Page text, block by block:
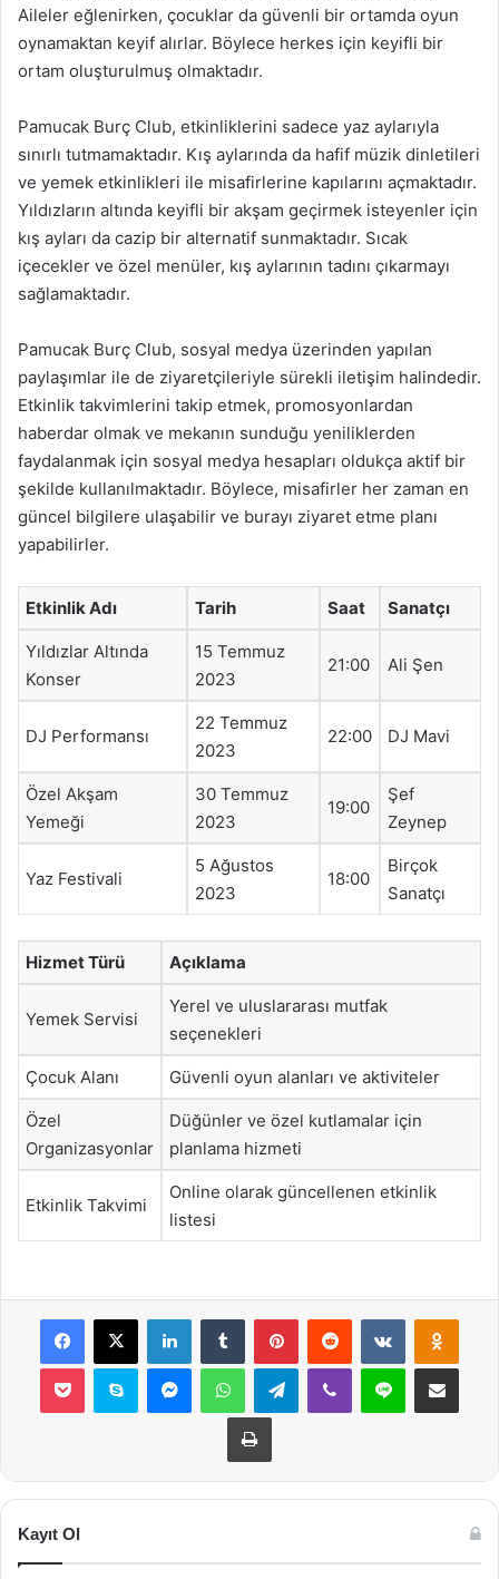
Aileler eğlenirken, çocuklar da güvenli bir ortamda oyun
oynamaktan keyif alırlar. Böylece herkes için keyifli bir
ortam oluşturulmuş olmaktadır.
Pamucak Burç Club, etkinliklerini sadece yaz aylarıyla
sınırlı tutmamaktadır. Kış aylarında da hafif müzik dinletileri
ve yemek etkinlikleri ile misafirlerine kapılarını açmaktadır.
Yıldızların altında keyifli bir akşam geçirmek isteyenler için
kış ayları da cazip bir alternatif sunmaktadır. Sıcak
içecekler ve özel menüler, kış aylarının tadını çıkarmayı
sağlamaktadır.
Pamucak Burç Club, sosyal medya üzerinden yapılan
paylaşımlar ile de ziyaretçileriyle sürekli iletişim halindedir.
Etkinlik takvimlerini takip etmek, promosyonlardan
haberdar olmak ve mekanın sunduğu yeniliklerden
faydalanmak için sosyal medya hesapları oldukça aktif bir
şekilde kullanılmaktadır. Böylece, misafirler her zaman en
güncel bilgilere ulaşabilir ve burayı ziyaret etme planı
yapabilirler.
Etkinlik Adı Tarih Saat Sanatçı
Yıldızlar Altında
Konser
15 Temmuz
2023
21:00 Ali Şen
DJ Performansı
22 Temmuz
2023
22:00 DJ Mavi
Özel Akşam
Yemeği
30 Temmuz
2023
19:00
Şef
Zeynep
Yaz Festivali
5 Ağustos
2023
18:00
Birçok
Sanatçı
Hizmet Türü Açıklama
Yemek Servisi
Yerel ve uluslararası mutfak
seçenekleri
Çocuk Alanı Güvenli oyun alanları ve aktiviteler
Özel
Organizasyonlar
Düğünler ve özel kutlamalar için
planlama hizmeti
Etkinlik Takvimi
Online olarak güncellenen etkinlik
listesi
Facebook
X LinkedInTumblr PinterestReddit VKontakte
Pocket Skype MessengerWhatsAppTelegramViber Line E-Posta ile
Yazdır
Kayıt Ol